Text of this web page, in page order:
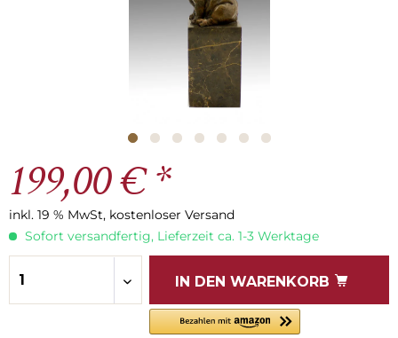
199,00 € *
inkl. 19 % MwSt, kostenloser Versand
Sofort versandfertig, Lieferzeit ca. 1-3 Werktage
IN DEN WARENKORB